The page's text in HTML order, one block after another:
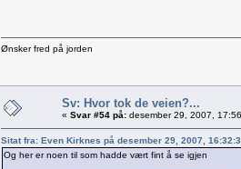
Ønsker fred på jorden
Sv: Hvor tok de veien?...
« Svar #54 på: desember 29, 2007,
Sitat fra: Even Kirknes på desember 29, 2007,
Og her er noen til som hadde vært fint å se igjen